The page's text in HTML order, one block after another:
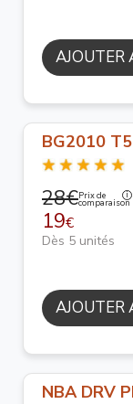
AJOUTER
BG2010 T5
28€Prix de
comparaison
19€
Dès 5 unités
AJOUTER
NBA DRV